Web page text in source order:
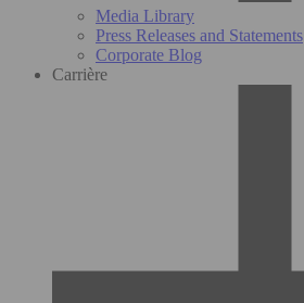
Media Library
Press Releases and Statements
Corporate Blog
Carrière